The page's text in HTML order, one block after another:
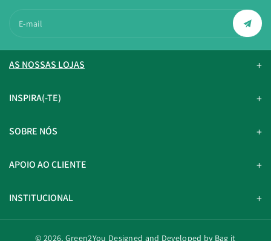
E-mail
AS NOSSAS LOJAS
INSPIRA(-TE)
SOBRE NÓS
APOIO AO CLIENTE
INSTITUCIONAL
© 2026, Green2You Designed and Developed by Bag it